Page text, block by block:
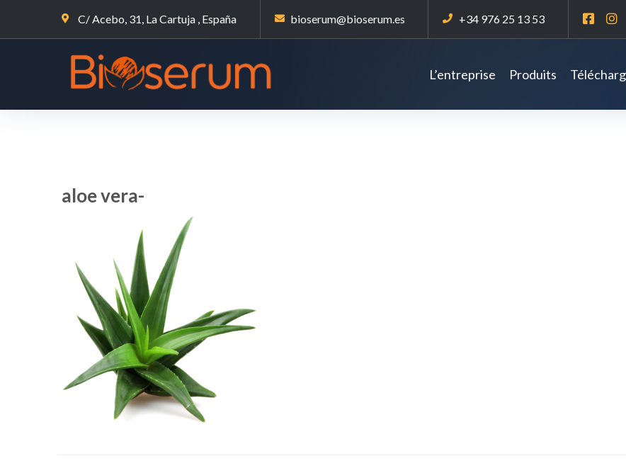
C/ Acebo, 31, La Cartuja , España bioserum@bioserum.es +34 976 25 13 53
L’entreprise Produits
aloe vera-